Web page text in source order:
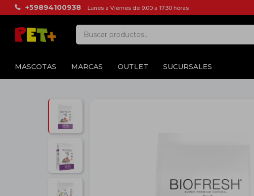
MASCOTAS MARCAS OUTLET SUCURSALES
+59894100938 Lunes a Viernes de 9:00 a 17:30 horas